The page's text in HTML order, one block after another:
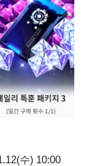
수) 10:00